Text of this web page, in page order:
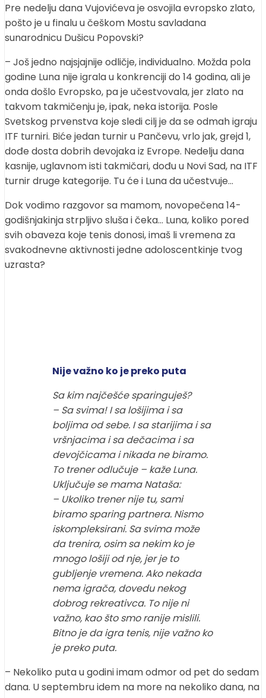
Pre nedelju dana Vujovićeva je osvojila evropsko zlato,
pošto je u finalu u češkom Mostu savladana
sunarodnicu Dušicu Popovski?
– Još jedno najsjajnije odličje, individualno. Možda pola
godine Luna nije igrala u konkrenciji do 14 godina, ali je
onda došlo Evropsko, pa je učestvovala, jer zlato na
takvom takmičenju je, ipak, neka istorija. Posle
Svetskog prvenstva koje sledi cilj je da se odmah igraju
ITF turniri. Biće jedan turnir u Pančevu, vrlo jak, grejd 1,
dođe dosta dobrih devojaka iz Evrope. Nedelju dana
kasnije, uglavnom isti takmičari, dođu u Novi Sad, na ITF
turnir druge kategorije. Tu će i Luna da učestvuje…
Dok vodimo razgovor sa mamom, novopečena 14-
godišnjakinja strpljivo sluša i čeka… Luna, koliko pored
svih obaveza koje tenis donosi, imaš li vremena za
svakodnevne aktivnosti jedne adoloscentkinje tvog
uzrasta?
Nije važno ko je preko puta
Sa kim najčešće sparinguješ?
– Sa svima! I sa lošijima i sa
boljima od sebe. I sa starijima i sa
vršnjacima i sa dečacima i sa
devojčicama i nikada ne biramo.
To trener odlučuje – kaže Luna.
Uključuje se mama Nataša:
– Ukoliko trener nije tu, sami
biramo sparing partnera. Nismo
iskompleksirani. Sa svima može
da trenira, osim sa nekim ko je
mnogo lošiji od nje, jer je to
gubljenje vremena. Ako nekada
nema igrača, dovedu nekog
dobrog rekreativca. To nije ni
važno, kao što smo ranije mislili.
Bitno je da igra tenis, nije važno ko
je preko puta.
– Nekoliko puta u godini imam odmor od pet do sedam
dana. U septembru idem na more na nekoliko dana, na